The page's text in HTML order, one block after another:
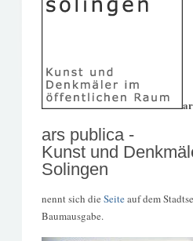
ars publica -
Kunst und
Solingen
nennt sich die Seiteauf dem
Baumausgabe.